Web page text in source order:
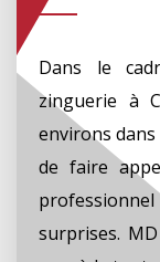
Dans le
zinguerie à
environs dans
de faire
surprises.